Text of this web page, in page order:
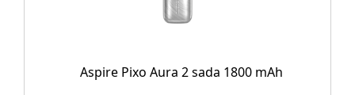
Aspire Pixo Aura 2 sada 1800 mAh